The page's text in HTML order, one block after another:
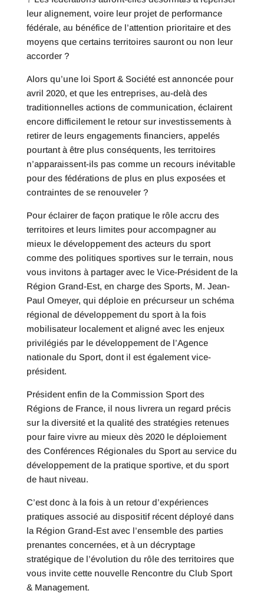
leur alignement, voire leur projet de performance
fédérale, au bénéfice de l’attention prioritaire et des
moyens que certains territoires sauront ou non leur
accorder ?
Alors qu’une loi Sport & Société est annoncée pour
avril 2020, et que les entreprises, au-delà des
traditionnelles actions de communication, éclairent
encore difficilement le retour sur investissements à
retirer de leurs engagements financiers, appelés
pourtant à être plus conséquents, les territoires
n’apparaissent-ils pas comme un recours inévitable
pour des fédérations de plus en plus exposées et
contraintes de se renouveler ?
Pour éclairer de façon pratique le rôle accru des
territoires et leurs limites pour accompagner au
mieux le développement des acteurs du sport
comme des politiques sportives sur le terrain, nous
vous invitons à partager avec le Vice-Président de la
Région Grand-Est, en charge des Sports, M. Jean-
Paul Omeyer, qui déploie en précurseur un schéma
régional de développement du sport à la fois
mobilisateur localement et aligné avec les enjeux
privilégiés par le développement de l’Agence
nationale du Sport, dont il est également vice-
président.
Président enfin de la Commission Sport des
Régions de France, il nous livrera un regard précis
sur la diversité et la qualité des stratégies retenues
pour faire vivre au mieux dès 2020 le déploiement
des Conférences Régionales du Sport au service du
développement de la pratique sportive, et du sport
de haut niveau.
C’est donc à la fois à un retour d’expériences
pratiques associé au dispositif récent déployé dans
la Région Grand-Est avec l’ensemble des parties
prenantes concernées, et à un décryptage
stratégique de l’évolution du rôle des territoires que
vous invite cette nouvelle Rencontre du Club Sport
& Management.